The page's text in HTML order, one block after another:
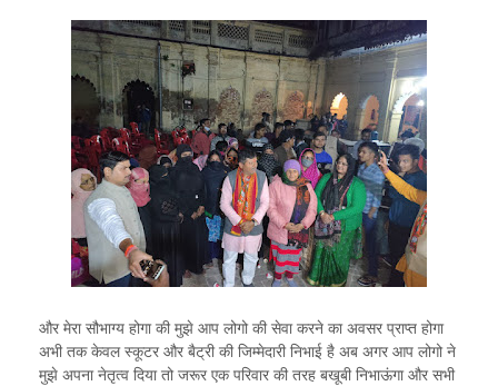
और मेरा सौभाग्य होगा की मुझे आप लोगो की सेवा करने का अवसर प्राप्त होगा
अभी तक केवल स्कूटर और बैट्री की जिम्मेदारी निभाई है अब अगर आप लोगो ने
मुझे अपना नेतृत्व दिया तो जरूर एक परिवार की तरह बखूबी निभाऊंगा और सभी